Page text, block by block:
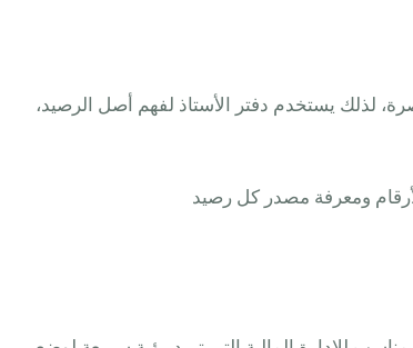
لذلك يستخدم دفتر الأستاذ لفهم أصل الرصيد،
ومعرفة مصدر كل رصيد